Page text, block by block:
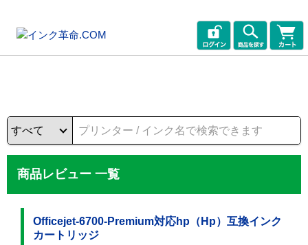
商品レビュー 一覧
Officejet-6700-Premium対応hp（Hp）互換インク
カートリッジ